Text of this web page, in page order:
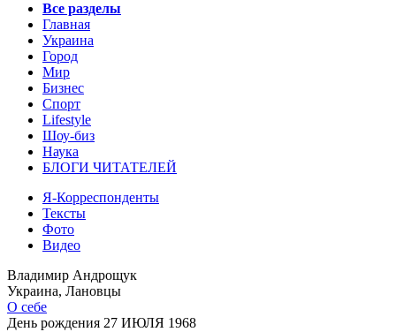
Все разделы
Главная
Украина
Город
Мир
Бизнес
Спорт
Lifestyle
Шоу-биз
Наука
БЛОГИ ЧИТАТЕЛЕЙ
Я-Корреспонденты
Тексты
Фото
Видео
Владимир Андрощук
Украина, Лановцы
О себе
День рождения 27 ИЮЛЯ 1968